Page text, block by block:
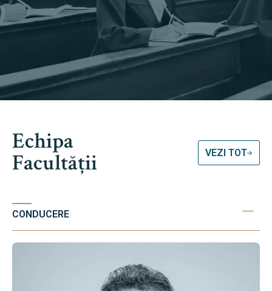
Echipa
Facultății VEZI TOT
CONDUCERE